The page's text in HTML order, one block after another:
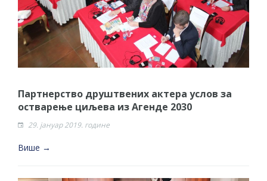
Партнерство друштвених актера услов за
остварење циљева из Агенде 2030
29. јануар 2019. године
Више →